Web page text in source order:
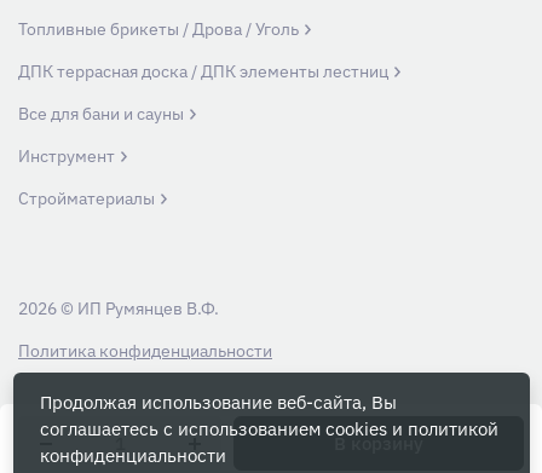
В корзину
Топливные брикеты / Дрова / Уголь
ДПК террасная доска / ДПК элементы лестниц
Все для бани и сауны
Инструмент
Стройматериалы
Вся информация на данном сайте носит ознакомительный характер и ни
при каких условиях не является публичной офертой, определяемой
положениями Статьи 437 Гражданского кодекса РФ.
Политика конфиденциальности
2026 © ИП Румянцев В.Ф.
Продолжая использование веб-сайта, Вы
соглашаетесь с использованием cookies и политикой
конфиденциальности